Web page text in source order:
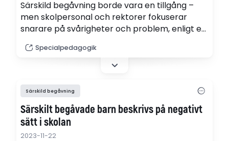
Särskild begåvning borde vara en tillgång –
men skolpersonal och rektorer fokuserar
snarare på svårigheter och problem, enligt en
Specialpedagogik
Särskild begåvning
Särskilt begåvade barn beskrivs på negativt
sätt i skolan
2023-11-22